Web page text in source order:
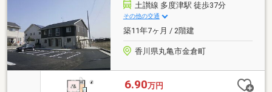
土讃線 多度津駅 徒歩37分
その他の交通
築11年7ヶ月 / 2階建
香川県丸亀市金倉町
6.90万円